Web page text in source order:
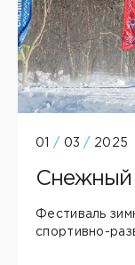
01 / 03 / 2025
Снежный
Фестиваль
спортивно-